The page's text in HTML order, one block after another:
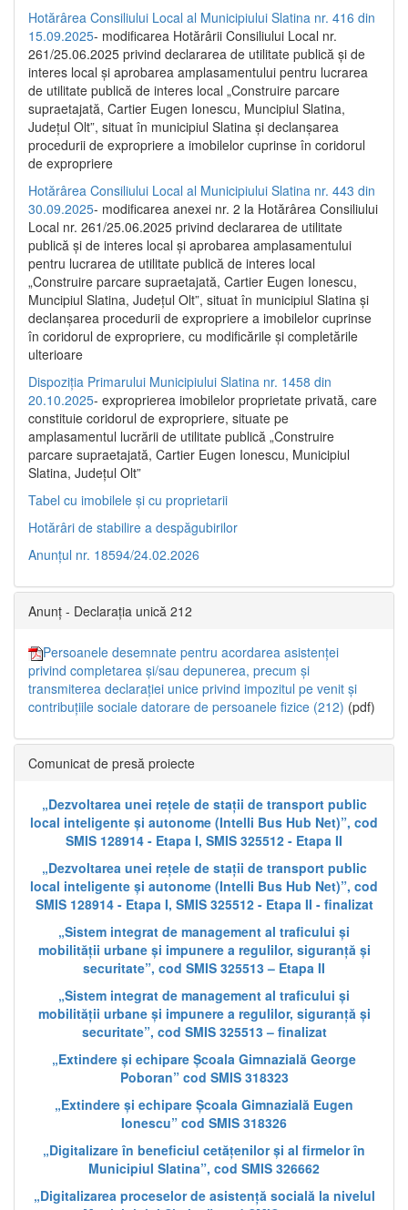
Hotărârea Consiliului Local al Municipiului Slatina nr. 416 din
15.09.2025- modificarea Hotărârii Consiliului Local nr.
261/25.06.2025 privind declararea de utilitate publică și de
interes local și aprobarea amplasamentului pentru lucrarea
de utilitate publică de interes local „Construire parcare
supraetajată, Cartier Eugen Ionescu, Muncipiul Slatina,
Județul Olt”, situat în municipiul Slatina și declanșarea
procedurii de expropriere a imobilelor cuprinse în coridorul
de expropriere
Hotărârea Consiliului Local al Municipiului Slatina nr. 443 din
30.09.2025- modificarea anexei nr. 2 la Hotărârea Consiliului
Local nr. 261/25.06.2025 privind declararea de utilitate
publică şi de interes local şi aprobarea amplasamentului
pentru lucrarea de utilitate publică de interes local
„Construire parcare supraetajată, Cartier Eugen Ionescu,
Muncipiul Slatina, Judeţul Olt”, situat în municipiul Slatina şi
declanşarea procedurii de expropriere a imobilelor cuprinse
în coridorul de expropriere, cu modificările şi completările
ulterioare
Dispoziția Primarului Municipiului Slatina nr. 1458 din
20.10.2025- exproprierea imobilelor proprietate privată, care
constituie coridorul de expropriere, situate pe
amplasamentul lucrării de utilitate publică „Construire
parcare supraetajată, Cartier Eugen Ionescu, Municipiul
Slatina, Județul Olt”
Tabel cu imobilele și cu proprietarii
Hotărâri de stabilire a despăgubirilor
Anunțul nr. 18594/24.02.2026
Anunț - Declarația unică 212
Persoanele desemnate pentru acordarea asistenței
privind completarea și/sau depunerea, precum și
transmiterea declarației unice privind impozitul pe venit și
contribuțiile sociale datorare de persoanele fizice (212) (pdf)
Comunicat de presă proiecte
„Dezvoltarea unei rețele de stații de transport public
local inteligente și autonome (Intelli Bus Hub Net)”, cod
SMIS 128914 - Etapa I, SMIS 325512 - Etapa II
„Dezvoltarea unei rețele de stații de transport public
local inteligente și autonome (Intelli Bus Hub Net)”, cod
SMIS 128914 - Etapa I, SMIS 325512 - Etapa II - finalizat
„Sistem integrat de management al traficului și
mobilității urbane și impunere a regulilor, siguranță și
securitate”, cod SMIS 325513 – Etapa II
„Sistem integrat de management al traficului și
mobilității urbane și impunere a regulilor, siguranță și
securitate”, cod SMIS 325513 – finalizat
„Extindere și echipare Școala Gimnazială George
Poboran” cod SMIS 318323
„Extindere și echipare Școala Gimnazială Eugen
Ionescu” cod SMIS 318326
„Digitalizare în beneficiul cetățenilor și al firmelor în
Municipiul Slatina”, cod SMIS 326662
„Digitalizarea proceselor de asistență socială la nivelul